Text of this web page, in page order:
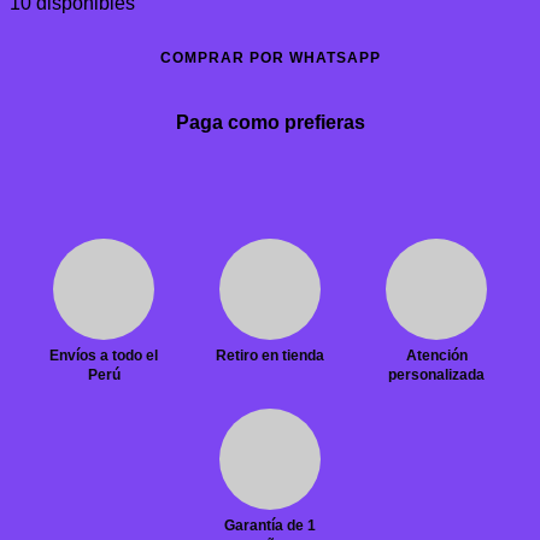
COMPRAR POR WHATSAPP
Paga como prefieras
Envíos a todo el
Perú
Retiro en tienda
Atención
personalizada
Garantía de 1